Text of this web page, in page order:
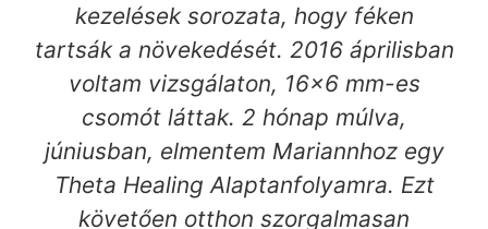
kezelések sorozata, hogy féken
tartsák a növekedését. 2016 áprilisban
voltam vizsgálaton, 16×6 mm-es
csomót láttak. 2 hónap múlva,
júniusban, elmentem Mariannhoz egy
Theta Healing Alaptanfolyamra. Ezt
követően otthon szorgalmasan